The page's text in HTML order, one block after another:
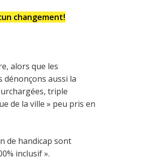
changement!
alors que les
dénonçons aussi la
triple
de la ville » peu pris en
de handicap sont
inclusif ».